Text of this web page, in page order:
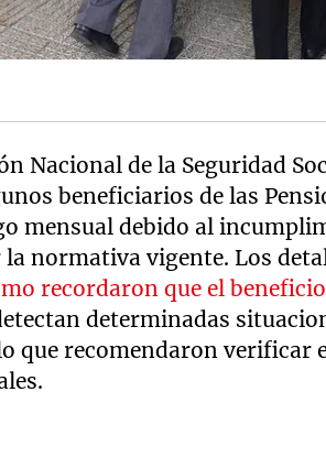
Nacional de la Seguridad
beneficiarios de las
mensual debido al
normativa vigente. Los
recordaron que el
determinadas
que recomendaron verificar